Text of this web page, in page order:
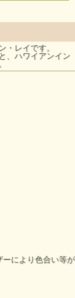
・レイです。
、ハワイアンイン
により色合い等が